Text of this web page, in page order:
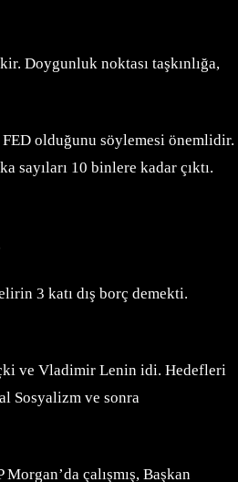
Doygunluk noktası taşkınlığa,
olduğunu söylemesi önemlidir.
sayıları 10 binlere kadar çıktı.
3 katı dış borç demekti.
ve Vladimir Lenin idi. Hedefleri
Sosyalizm ve sonra
çalışmış, Başkan